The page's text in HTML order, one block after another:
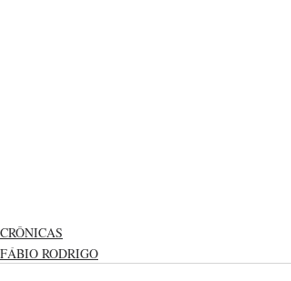
CRÔNICAS
FÁBIO RODRIGO